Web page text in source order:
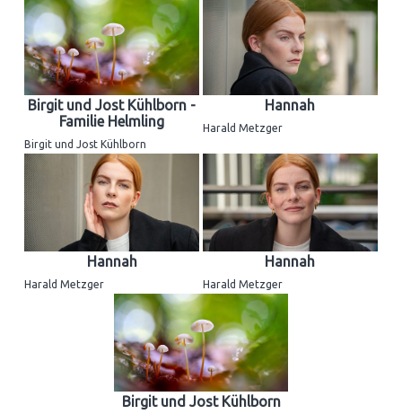
Birgit und Jost Kühlborn -
Familie Helmling
Birgit und Jost Kühlborn
Hannah
Harald Metzger
Hannah
Harald Metzger
Hannah
Harald Metzger
Birgit und Jost Kühlborn